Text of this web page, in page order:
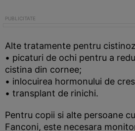
Alte tratamente pentru
• picaturi de ochi pentru a
cistina din cornee;
• inlocuirea hormonului de
• transplant de rinichi.
Pentru copii si alte persoane
Fanconi, este necesara